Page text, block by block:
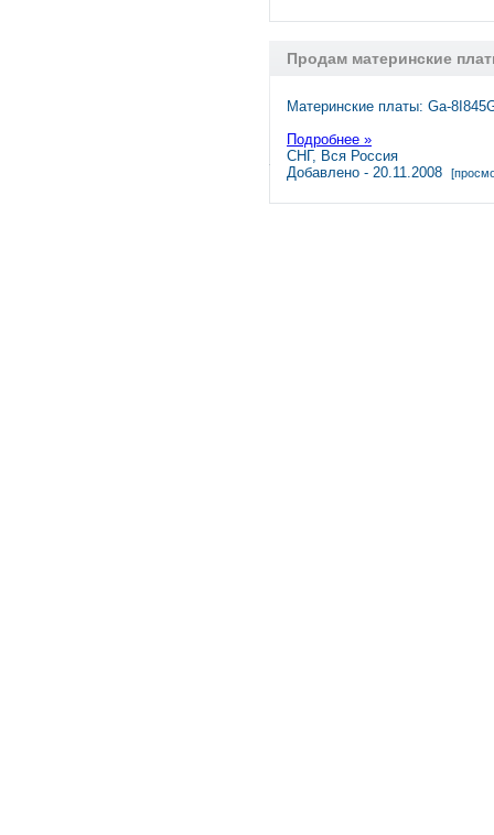
Продам материнские
Материнские платы: Ga-
Подробнее »
СНГ, Вся Россия
Добавлено - 20.11.2008